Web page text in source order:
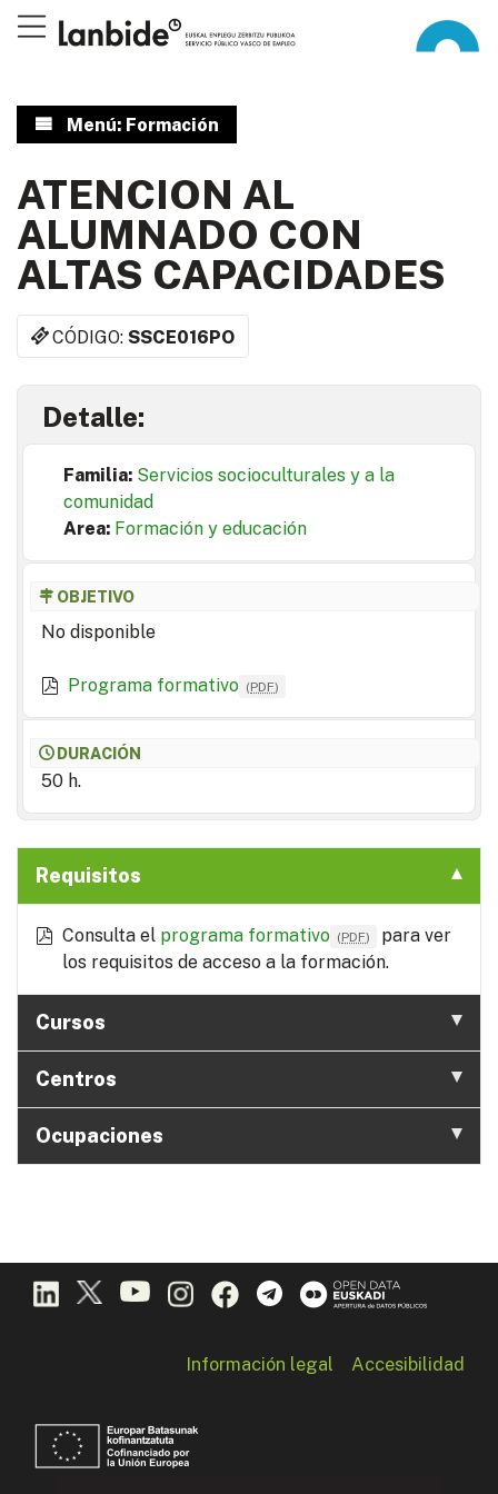
Menú: Formación
ATENCION AL
ALUMNADO CON
ALTAS CAPACIDADES
CÓDIGO:SSCE016PO
Detalle:
Familia: Servicios socioculturales y a la
comunidad
Area: Formación y educación
OBJETIVO
No disponible
Programa formativo (PDF)
DURACIÓN
50 h.
Requisitos
Consulta el programa formativo (PDF)
para ver
los requisitos de acceso a la formación.
Cursos
Centros
Ocupaciones
Información legal Accesibilidad